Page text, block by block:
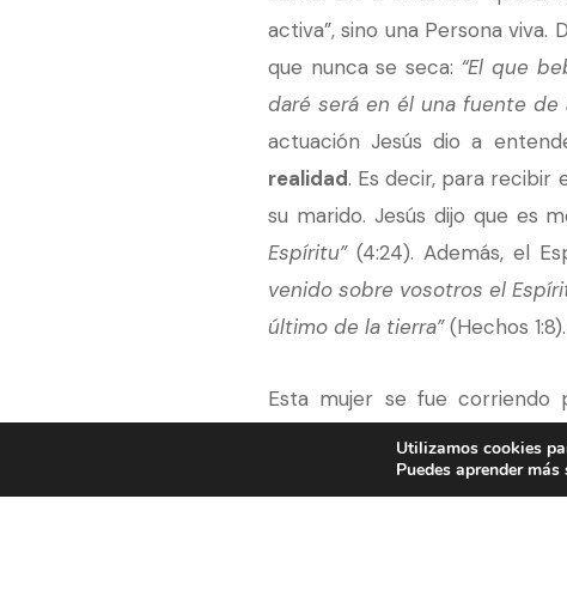
activa”, sino una Persona
que nunca se seca: “El que
daré será en él una fuente de
actuación Jesús dio a
realidad. Es decir, para recibir
su marido. Jesús dijo que es
Espíritu” (4:24). Además, el
venido sobre vosotros el
último de la tierra”(Hechos
Esta mujer se fue corriendo
Notemos el método de
solícita. Dio su testimonio y
Utilizamos cookies
Puedes aprender